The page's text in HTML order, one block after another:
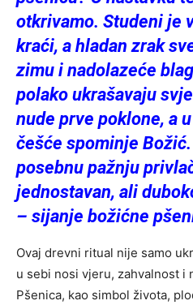
otkrivamo. Studeni je
kraći, a hladan zrak
zimu i nadolazeće
polako ukrašavaju
nude prve poklone, a
češće spominje
posebnu pažnju
jednostavan, ali
– sijanje božićne
Ovaj drevni ritual nije samo
u sebi nosi vjeru, zahvalnost i
Pšenica, kao simbol života,